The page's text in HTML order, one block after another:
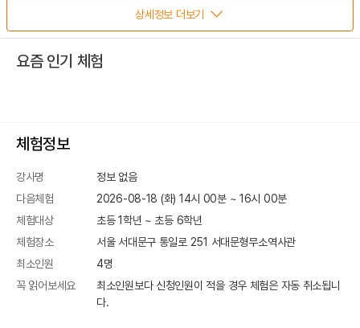
상세정보 더보기
요즘 인기 체험
체험정보
강사명
정보 없음
다음체험
2026-08-18 (화) 14시 00분~ 16시 00분
체험대상
초등 1학년 ~ 초등 6학년
체험장소
서울 서대문구 통일로 251 서대문형무소역사관
최소인원
4명
꼭 읽어보세요
최소인원보다 신청인원이 적을 경우 체험은 자동 취소됩니
다.